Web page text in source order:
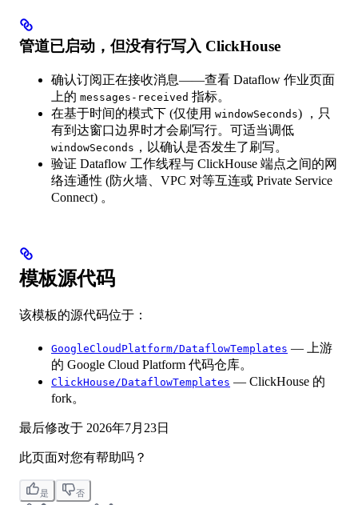
管道已启动，但没有行写入 ClickHouse
确认订阅正在接收消息——查看 Dataflow 作业页面
上的 messages-received 指标。
在基于时间的模式下 (仅使用 windowSeconds) ，只
有到达窗口边界时才会刷写行。可适当调低
windowSeconds ，以确认是否发生了刷写。
验证 Dataflow 工作线程与 ClickHouse 端点之间的网
络连通性 (防火墙、VPC 对等互连或 Private Service
Connect) 。
模板源代码
该模板的源代码位于：
GoogleCloudPlatform/DataflowTemplates — 上游
的 Google Cloud Platform 代码仓库。
ClickHouse/DataflowTemplates — ClickHouse 的
fork。
最后修改于 2026年7月23日
此页面对您有帮助吗？
是 否